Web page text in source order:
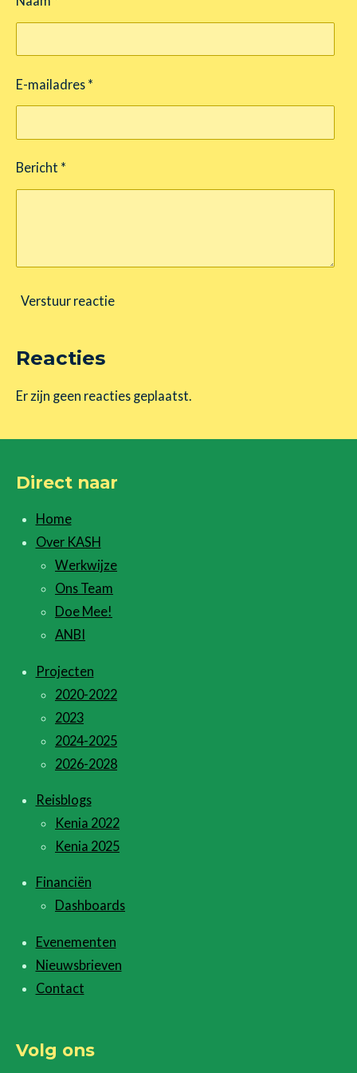
E-mailadres *
Bericht *
Verstuur reactie
Reacties
Er zijn geen reacties geplaatst.
Direct naar
Home
Over KASH
Werkwijze
Ons Team
Doe Mee!
ANBI
Projecten
2020-2022
2023
2024-2025
2026-2028
Reisblogs
Kenia 2022
Kenia 2025
Financiën
Dashboards
Evenementen
Nieuwsbrieven
Contact
Volg ons